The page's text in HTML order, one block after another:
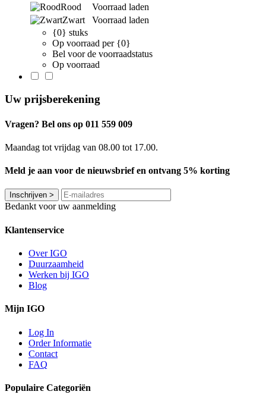
Rood
Voorraad laden
Zwart
Voorraad laden
{0} stuks
Op voorraad per {0}
Bel voor de voorraadstatus
Op voorraad
Uw prijsberekening
Vragen? Bel ons op 011 559 009
Maandag tot vrijdag van 08.00 tot 17.00.
Meld je aan voor de nieuwsbrief en ontvang 5% korting
Inschrijven >
Bedankt voor uw aanmelding
Klantenservice
Over IGO
Duurzaamheid
Werken bij IGO
Blog
Mijn IGO
Log In
Order Informatie
Contact
FAQ
Populaire Categoriën